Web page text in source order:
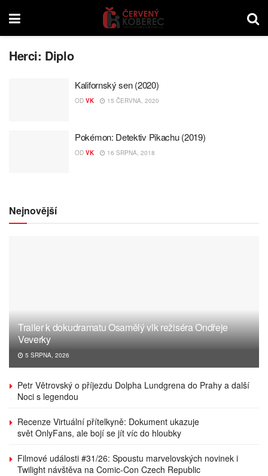
Herci: Diplo
Kalifornský sen (2020)
OD VK 15 ČERVNA, 2020
Pokémon: Detektiv Pikachu (2019)
OD VK 16 SRPNA, 2018
Nejnovější
Trailer k dokudramatu Osamělý vlk režiséra Ondřeje
Veverky
5 SRPNA, 2026
Petr Větrovský o příjezdu Dolpha Lundgrena do Prahy a další
Noci s legendou
Recenze Virtuální přítelkyně: Dokument ukazuje
svět OnlyFans, ale bojí se jít víc do hloubky
Filmové události #31/26: Spoustu marvelovských novinek i
Twilight návštěva na Comic-Con Czech Republic